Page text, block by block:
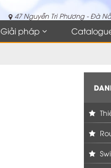
47 Nguyễn Tri Phương - Đà
Giải pháp